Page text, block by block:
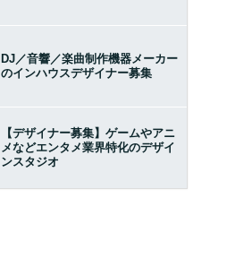
DJ／音響／楽曲制作機器メーカー
のインハウスデザイナー募集
【デザイナー募集】ゲームやアニ
メなどエンタメ業界特化のデザイ
ンスタジオ